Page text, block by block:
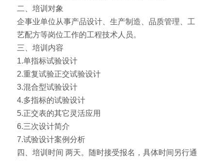
二、培训对象
企事业单位从事产品设计、生产制造、品质管理、工
艺配方等岗位工作的工程技术人员。
三、培训内容
1.单指标试验设计
2.重复试验正交试验设计
3.混合型试验设计
4.多指标的试验设计
5.正交表的其它灵活应用
6.三次设计简介
7.试验设计案例分析
四、培训时间 两天。随时接受报名，具体时间另行通